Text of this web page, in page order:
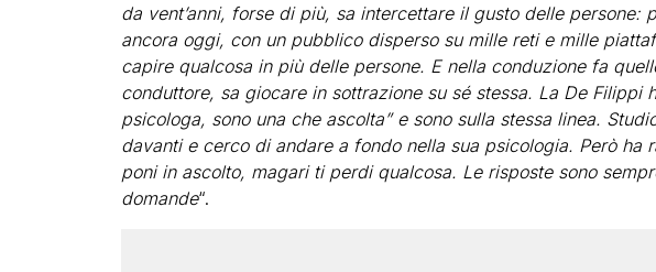
da vent’anni, forse di più, sa intercettare il gusto delle persone:
ancora oggi, con un pubblico disperso su mille reti e mille
capire qualcosa in più delle persone. E nella conduzione fa
conduttore, sa giocare in sottrazione su sé stessa. La De Filippi
psicologa, sono una che ascolta” e sono sulla stessa linea.
davanti e cerco di andare a fondo nella sua psicologia. Però ha
poni in ascolto, magari ti perdi qualcosa. Le risposte sono
domande“.